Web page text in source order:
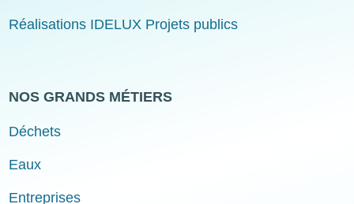
Réalisations IDELUX Projets publics
NOS GRANDS MÉTIERS
Déchets
Eaux
Entreprises